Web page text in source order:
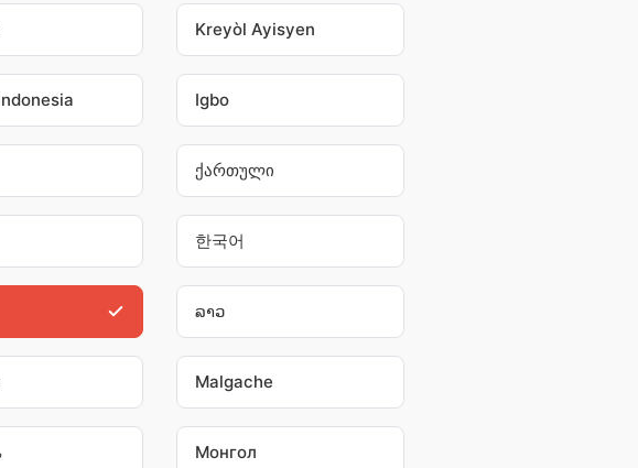
Kreyòl Ayisyen
Igbo
ქართული
한국어
ລາວ
Malgache
Монгол